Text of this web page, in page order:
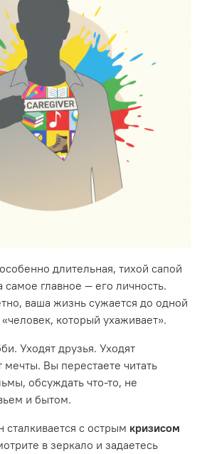
длительная, тихой сапой
самое главное — его личность.
ваша жизнь сужается до одной
который ухаживает».
Уходят друзья. Уходят
мечты. Вы перестаете читать
обсуждать что-то, не
и бытом.
сталкивается с острым кризисом
в зеркало и задаетесь